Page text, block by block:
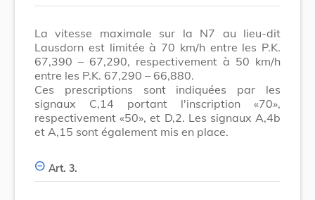
La vitesse maximale sur la N7 au lieu-dit
Lausdorn est limitée à 70 km/h entre les P.K.
67,390 – 67,290, respectivement à 50 km/h
entre les P.K. 67,290 – 66,880.
Ces prescriptions sont indiquées par les
signaux C,14 portant l'inscription «70»,
respectivement «50», et D,2. Les signaux A,4b
et A,15 sont également mis en place.
Art. 3.